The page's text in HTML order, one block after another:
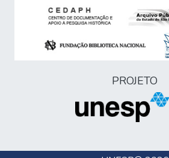
PROJETO